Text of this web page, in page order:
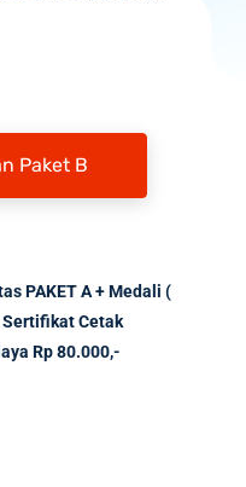
Paket B
PAKET A + Medali (
Sertifikat Cetak
Rp 80.000,-